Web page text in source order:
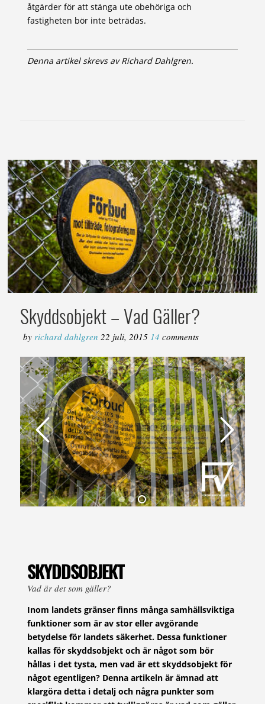
åtgärder för att stänga ute obehöriga och
fastigheten bör inte beträdas.
Denna artikel skrevs av Richard Dahlgren.
Skyddsobjekt – Vad Gäller?
byrichard dahlgren22 juli, 2015 14comments
SKYDDSOBJEKT
Vad är det som gäller?
Inom landets gränser finns många samhällsviktiga
funktioner som är av stor eller avgörande
betydelse för landets säkerhet. Dessa funktioner
kallas för skyddsobjekt och är något som bör
hållas i det tysta, men vad är ett skyddsobjekt för
något egentligen? Denna artikeln är ämnad att
klargöra detta i detalj och några punkter som